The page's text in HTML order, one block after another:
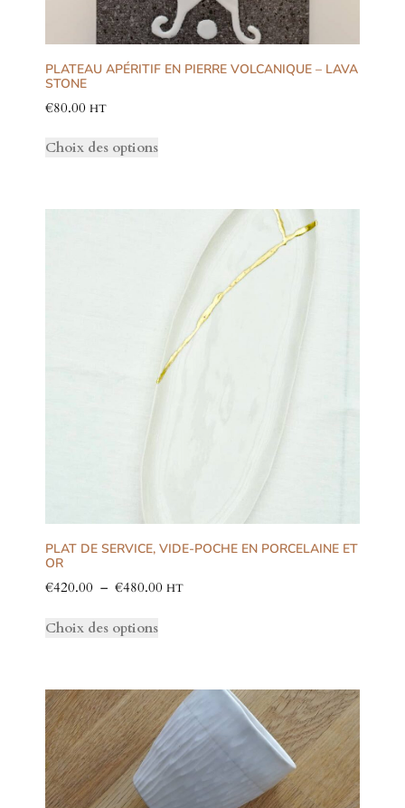
PLATEAU APÉRITIF EN PIERRE VOLCANIQUE – LAVA
STONE
€80.00 HT
Choix des options
PLAT DE SERVICE, VIDE-POCHE EN PORCELAINE ET
OR
€420.00 – €480.00 HT
Choix des options